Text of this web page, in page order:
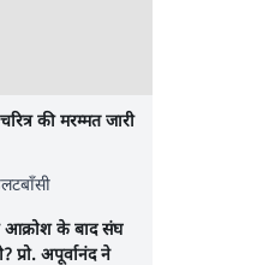
यह सब न्यू नॉर्मल है मी
की मरम्मत जारी
आक्रोश के बाद संघ
प्रो. अपूर्वानंद ने